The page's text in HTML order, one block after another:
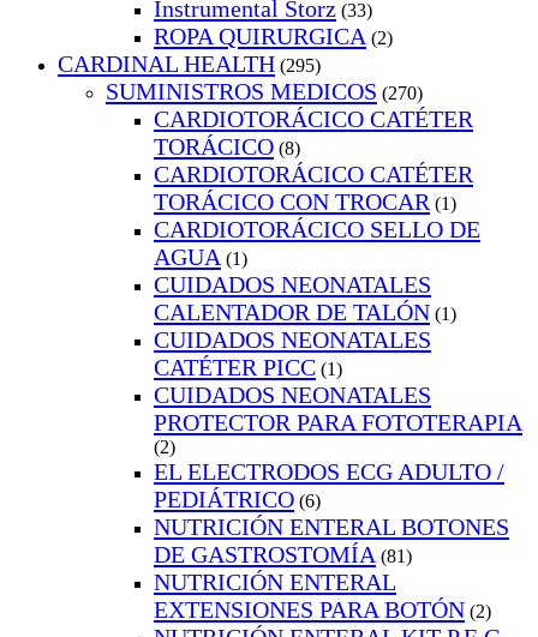
Instrumental Storz (33)
ROPA QUIRURGICA (2)
CARDINAL HEALTH (295)
SUMINISTROS MEDICOS (270)
CARDIOTORÁCICO CATÉTER
TORÁCICO (8)
CARDIOTORÁCICO CATÉTER
TORÁCICO CON TROCAR (1)
CARDIOTORÁCICO SELLO DE
AGUA (1)
CUIDADOS NEONATALES
CALENTADOR DE TALÓN (1)
CUIDADOS NEONATALES
CATÉTER PICC (1)
CUIDADOS NEONATALES
PROTECTOR PARA FOTOTERAPIA
(2)
EL ELECTRODOS ECG ADULTO /
PEDIÁTRICO (6)
NUTRICIÓN ENTERAL BOTONES
DE GASTROSTOMÍA (81)
NUTRICIÓN ENTERAL
EXTENSIONES PARA BOTÓN (2)